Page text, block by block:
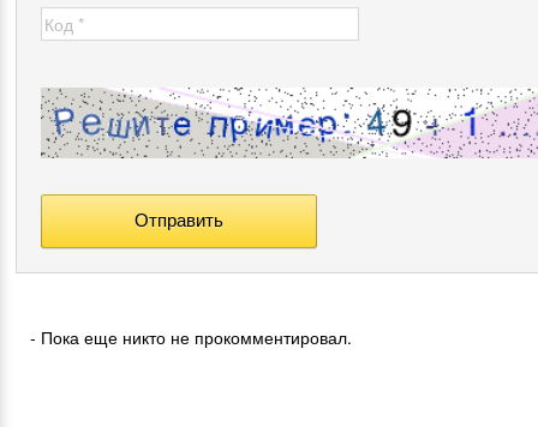
- Пока еще никто не прокомментировал.